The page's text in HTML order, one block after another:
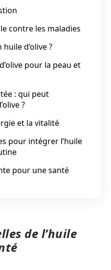
contre les maladies
d’olive ?
pour la peau et
: qui peut
?
et la vitalité
pour intégrer l’huile
pour une santé
de l’huile